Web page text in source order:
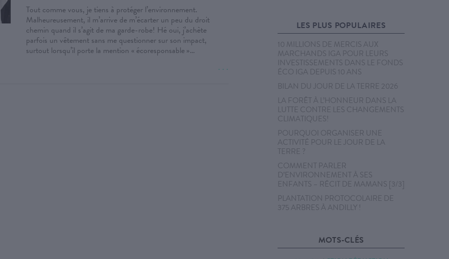
Tout comme vous, je tiens à protéger l’environnement.
Malheureusement, il m’arrive de m’écarter un peu du droit
chemin quand il s’agit de ma garde-robe! Hé oui, j’achète
parfois un vêtement sans me questionner sur son impact,
surtout lorsqu’il porte la mention « écoresponsable »…
. . .
LES PLUS POPULAIRES
10 MILLIONS DE MERCIS AUX
MARCHANDS IGA POUR LEURS
INVESTISSEMENTS DANS LE FONDS
ÉCO IGA DEPUIS 10 ANS
BILAN DU JOUR DE LA TERRE 2026
LA FORÊT À L’HONNEUR DANS LA
LUTTE CONTRE LES CHANGEMENTS
CLIMATIQUES!
POURQUOI ORGANISER UNE
ACTIVITÉ POUR LE JOUR DE LA
TERRE ?
COMMENT PARLER
D’ENVIRONNEMENT À SES
ENFANTS – RÉCIT DE MAMANS [3/3]
PLANTATION PROTOCOLAIRE DE
375 ARBRES À ANDILLY !
MOTS-CLÉS